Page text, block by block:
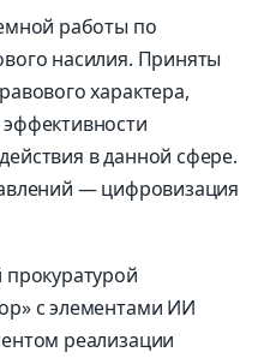
работы по
насилия. Приняты
характера,
в данной сфере.
— цифровизация
с элементами ИИ
реализации